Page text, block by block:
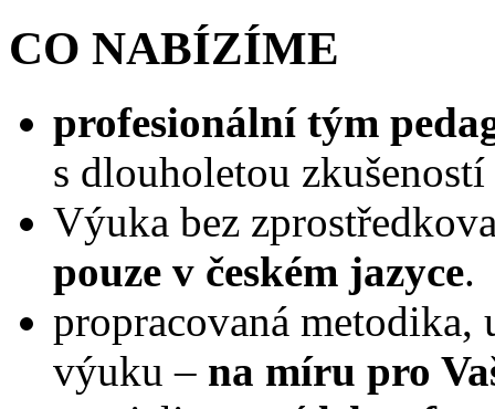
CO NABÍZÍME
profesionální tým
s dlouholetou
Výuka bez
pouze v českém jazyce.
propracovaná
výuku ‒ na míru pro